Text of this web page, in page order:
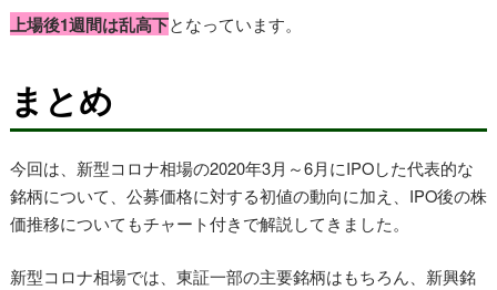
上場後1週間は乱高下となっています。
まとめ
今回は、新型コロナ相場の2020年3月～6月にIPOした代表的な
銘柄について、公募価格に対する初値の動向に加え、IPO後の株
価推移についてもチャート付きで解説してきました。
新型コロナ相場では、東証一部の主要銘柄はもちろん、新興銘